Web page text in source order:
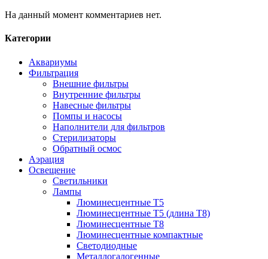
На данный момент комментариев нет.
Категории
Аквариумы
Фильтрация
Внешние фильтры
Внутренние фильтры
Навесные фильтры
Помпы и насосы
Наполнители для фильтров
Стерилизаторы
Обратный осмос
Аэрация
Освещение
Светильники
Лампы
Люминесцентные T5
Люминесцентные T5 (длина T8)
Люминесцентные T8
Люминесцентные компактные
Светодиодные
Металлогалогенные